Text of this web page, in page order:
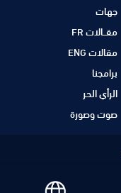
جهات
مقــالات FR
مقالات ENG
برامجنا
الرأي الحر
صوت وصورة